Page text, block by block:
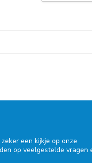
een kijkje op onze
op veelgestelde vragen